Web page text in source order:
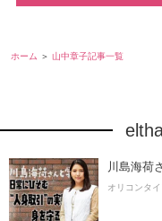
ホーム 山中章子記事一覧
川島海荷
オリコンタ